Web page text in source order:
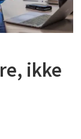
ikke